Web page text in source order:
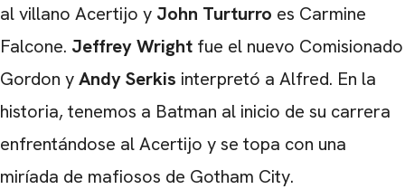
al villano Acertijo y John Turturro es Carmine
Falcone. Jeffrey Wright fue el nuevo Comisionado
Gordon yAndy Serkis interpretó a Alfred. En la
historia, tenemos a Batman al inicio de su carrera
enfrentándose al Acertijo y se topa con una
miríada de mafiosos de Gotham City.